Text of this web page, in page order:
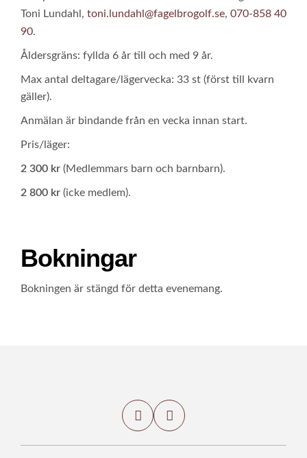
Toni Lundahl, toni.lundahl@fagelbrogolf.se, 070-858 40
90.
Åldersgräns: fyllda 6 år till och med 9 år.
Max antal deltagare/lägervecka: 33 st (först till kvarn
gäller).
Anmälan är bindande från en vecka innan start.
Pris/läger:
2 300 kr (Medlemmars barn och barnbarn).
2 800 kr (icke medlem).
Bokningar
Bokningen är stängd för detta evenemang.